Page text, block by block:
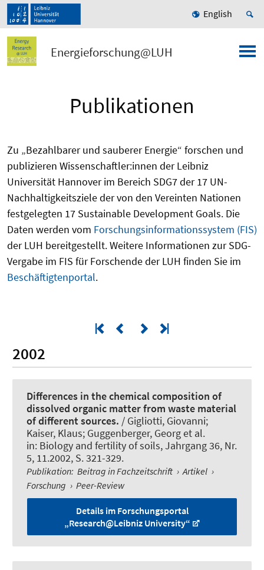
English
Energieforschung@LUH
Publikationen
Zu „Bezahlbarer und sauberer Energie“ forschen und
publizieren Wissenschaftler:innen der Leibniz
Universität Hannover im Bereich SDG7 der 17 UN-
Nachhaltigkeitsziele der von den Vereinten Nationen
festgelegten 17 Sustainable Development Goals. Die
Daten werden vom Forschungsinformationssystem (FIS)
der LUH bereitgestellt. Weitere Informationen zur SDG-
Vergabe im FIS für Forschende der LUH finden Sie im
Beschäftigtenportal.
2002
Differences in the chemical composition of
dissolved organic matter from waste material
of different sources. / Gigliotti, Giovanni;
Kaiser, Klaus; Guggenberger, Georget al.
in: Biology and fertility of soils, Jahrgang 36, Nr.
5, 11.2002, S. 321-329.
Publikation: Beitrag in Fachzeitschrift › Artikel ›
Forschung › Peer-Review
Details im Forschungsportal
„Research@Leibniz University“